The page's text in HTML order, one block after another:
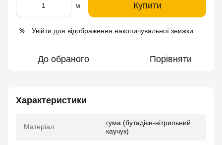
м Купити
% Увійти для відображення накопичувальної знижки
До обраного Порівняти
Характеристики
Матеріал
гума (бутадієн-нітрильний
каучук)